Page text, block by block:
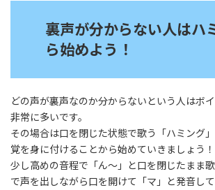
裏声が分からない人はハ
ら始めよう！
どの声が裏声なのか分からないという人はボ
非常に多いです。
その場合は口を閉じた状態で歌う「ハミング
覚を身に付けることから始めていきましょう！
少し高めの音程で「ん〜」と口を閉じたまま
で声を出しながら口を開けて「マ」と発音し